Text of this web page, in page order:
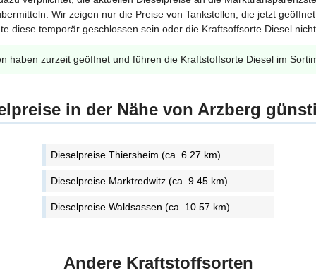
Wir zeigen nur die Preise von Tankstellen, die jetzt
diese temporär geschlossen sein oder die Kraftsoffsorte Diesel nicht
haben zurzeit geöffnet und führen die Kraftstoffsorte Diesel im
in der Nähe von Arzberg
Dieselpreise Thiersheim (ca. 6.27 km)
Dieselpreise Marktredwitz (ca. 9.45 km)
Dieselpreise Waldsassen (ca. 10.57 km)
Andere Kraftstoffsorten